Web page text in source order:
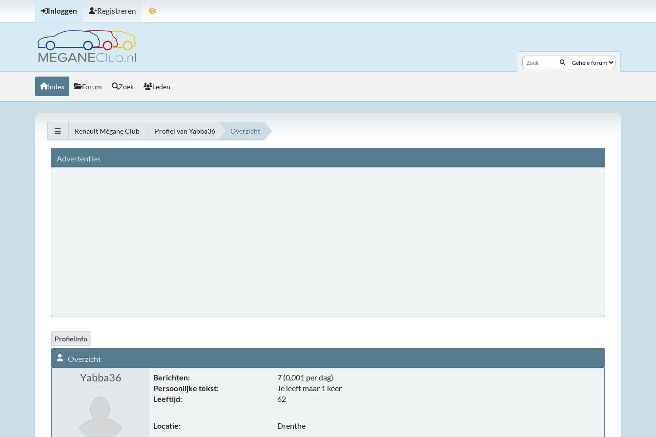
Inloggen Registreren
Index Forum Zoek Leden
Renault Mégane Club Profiel van Yabba36 Overzicht
Advertenties
Profielinfo
Overzicht
Yabba36
-
Berichten:
7 (0,001 per dag)
Persoonlijke tekst:
Je leeft maar 1 keer
Leeftijd:
62
Locatie: Drenthe